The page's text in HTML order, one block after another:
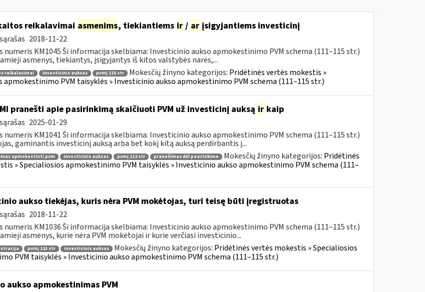
reikalavimai asmenims, tiekiantiems ir/ arįsigyjantiems investicinį
2018-11-22
numeris KM1045 Ši informacija skelbiama: Investicinio aukso apmokestinimo PVM schema (111–115 str.)
asmenys, tiekiantys, įsigyjantys iš kitos valstybės narės,...
reikalavimai investicinis auksas pvmį 115 str Mokesčių žinyno kategorijos: Pridėtinės vertės mokestis »
apmokestinimo PVM taisyklės » Investicinio aukso apmokestinimo PVM schema (111–115 str.)
pranešti apie pasirinkimą skaičiuoti PVM už investicinį auksą irkaip
2025-01-29
numeris KM1041 Ši informacija skelbiama: Investicinio aukso apmokestinimo PVM schema (111–115 str.)
gaminantis investicinį auksą arba bet kokį kitą auksą perdirbantis į...
apmokestinti pvm investicinis auksas pvmį 112 str pranešimas dėl pasirinkimo Mokesčių žinyno kategorijos: Pridėtinės
» Specialiosios apmokestinimo PVM taisyklės » Investicinio aukso apmokestinimo PVM schema (111–
aukso tiekėjas, kuris nėra PVM mokėtojas, turi teisę būti įregistruotas
2018-11-22
numeris KM1036 Ši informacija skelbiama: Investicinio aukso apmokestinimo PVM schema (111–115 str.)
asmenys, kurie nėra PVM mokėtojai ir kurie verčiasi investicinio...
pvmį 113 str investicinis auksas Mokesčių žinyno kategorijos: Pridėtinės vertės mokestis » Specialiosios
PVM taisyklės » Investicinio aukso apmokestinimo PVM schema (111–115 str.)
aukso apmokestinimas PVM